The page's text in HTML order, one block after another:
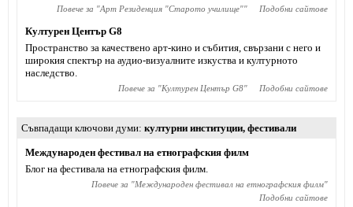
Повече за "Арт Резиденция "Старото училище"" Подобни сайтове
Културен Център G8
Пространство за качествено арт-кино и събития, свързани с него и
широкия спектър на аудио-визуалните изкуства и културното
наследство.
Повече за "Културен Център G8" Подобни сайтове
Съвпадащи ключови думи културни институции, фестивали
Международен фестивал на етнографския филм
Блог на фестивала на етнографския филм.
Повече за "Международен фестивал на етнографския филм"
Подобни сайтове